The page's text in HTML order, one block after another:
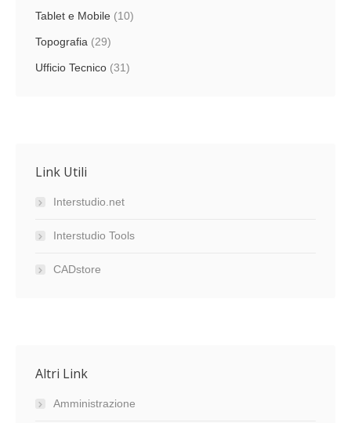
Tablet e Mobile (10)
Topografia (29)
Ufficio Tecnico (31)
Link Utili
Interstudio.net
Interstudio Tools
CADstore
Altri Link
Amministrazione